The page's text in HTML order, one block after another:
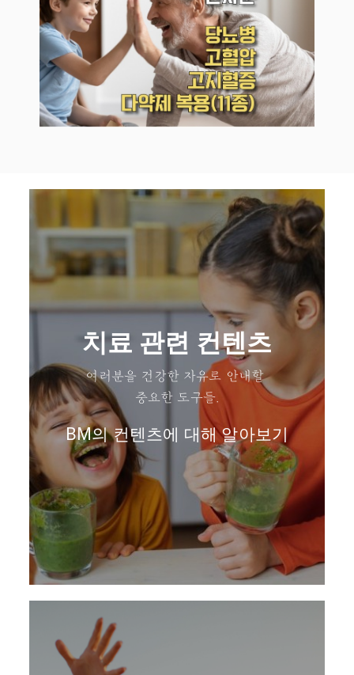
치료 관련 컨텐츠
여러분을 건강한 자유로 안내할
중요한 도구들.
BM의 컨텐츠에 대해 알아보기